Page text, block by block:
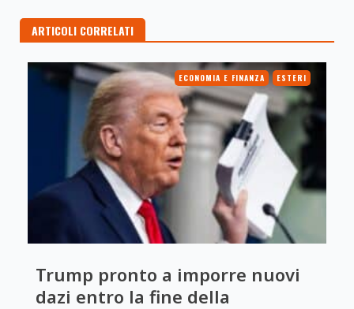
ARTICOLI CORRELATI
ECONOMIA E FINANZA ESTERI
Trump pronto a imporre nuovi
dazi entro la fine della